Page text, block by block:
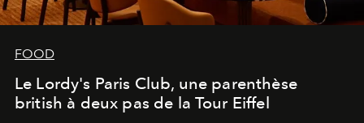
FOOD
Le Lordy's Paris Club, une parenthèse
british à deux pas de la Tour Eiffel